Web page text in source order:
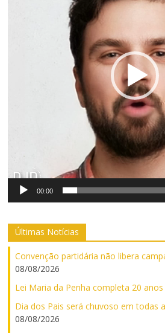
00:00
Últimas Notícias
Convenção partidária não libera
08/08/2026
Lei Maria da Penha completa 20 anos
Dia dos Pais será chuvoso em todas
08/08/2026